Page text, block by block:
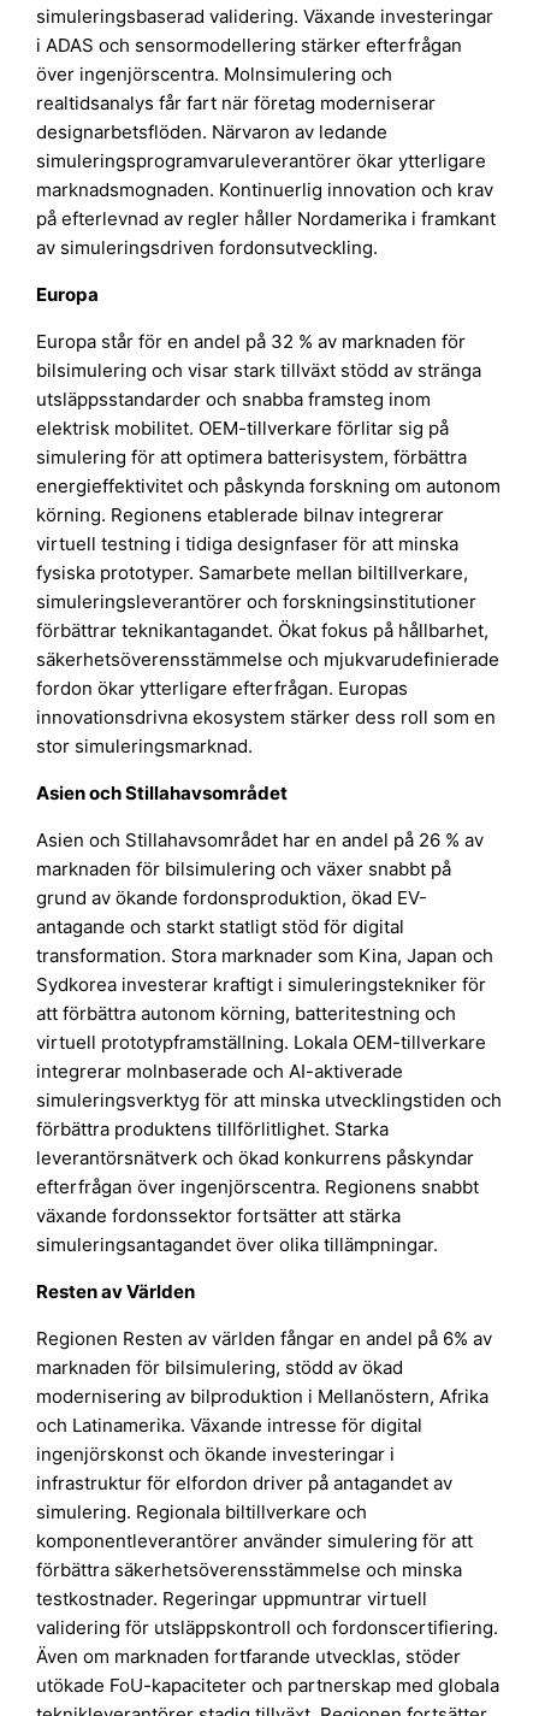
simuleringsbaserad validering. Växande investeringar
i ADAS och sensormodellering stärker efterfrågan
över ingenjörscentra. Molnsimulering och
realtidsanalys får fart när företag moderniserar
designarbetsflöden. Närvaron av ledande
simuleringsprogramvaruleverantörer ökar ytterligare
marknadsmognaden. Kontinuerlig innovation och krav
på efterlevnad av regler håller Nordamerika i framkant
av simuleringsdriven fordonsutveckling.
Europa
Europa står för en andel på 32 % av marknaden för
bilsimulering och visar stark tillväxt stödd av stränga
utsläppsstandarder och snabba framsteg inom
elektrisk mobilitet. OEM-tillverkare förlitar sig på
simulering för att optimera batterisystem, förbättra
energieffektivitet och påskynda forskning om autonom
körning. Regionens etablerade bilnav integrerar
virtuell testning i tidiga designfaser för att minska
fysiska prototyper. Samarbete mellan biltillverkare,
simuleringsleverantörer och forskningsinstitutioner
förbättrar teknikantagandet. Ökat fokus på hållbarhet,
säkerhetsöverensstämmelse och mjukvarudefinierade
fordon ökar ytterligare efterfrågan. Europas
innovationsdrivna ekosystem stärker dess roll som en
stor simuleringsmarknad.
Asien och Stillahavsområdet
Asien och Stillahavsområdet har en andel på 26 % av
marknaden för bilsimulering och växer snabbt på
grund av ökande fordonsproduktion, ökad EV-
antagande och starkt statligt stöd för digital
transformation. Stora marknader som Kina, Japan och
Sydkorea investerar kraftigt i simuleringstekniker för
att förbättra autonom körning, batteritestning och
virtuell prototypframställning. Lokala OEM-tillverkare
integrerar molnbaserade och AI-aktiverade
simuleringsverktyg för att minska utvecklingstiden och
förbättra produktens tillförlitlighet. Starka
leverantörsnätverk och ökad konkurrens påskyndar
efterfrågan över ingenjörscentra. Regionens snabbt
växande fordonssektor fortsätter att stärka
simuleringsantagandet över olika tillämpningar.
Resten av Världen
Regionen Resten av världen fångar en andel på 6% av
marknaden för bilsimulering, stödd av ökad
modernisering av bilproduktion i Mellanöstern, Afrika
och Latinamerika. Växande intresse för digital
ingenjörskonst och ökande investeringar i
infrastruktur för elfordon driver på antagandet av
simulering. Regionala biltillverkare och
komponentleverantörer använder simulering för att
förbättra säkerhetsöverensstämmelse och minska
testkostnader. Regeringar uppmuntrar virtuell
validering för utsläppskontroll och fordonscertifiering.
Även om marknaden fortfarande utvecklas, stöder
utökade FoU-kapaciteter och partnerskap med globala